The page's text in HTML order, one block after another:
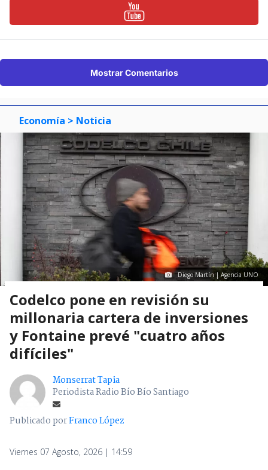
Mostrar Comentarios
Economía > Noticia
Diego Martín | Agencia UNO
Codelco pone en revisión su
millonaria cartera de inversiones
y Fontaine prevé "cuatro años
difíciles"
Monserrat Tapia
Periodista Radio Bío Bío Santiago
Publicado porFranco López
Viernes 07 Agosto, 2026 | 14:59